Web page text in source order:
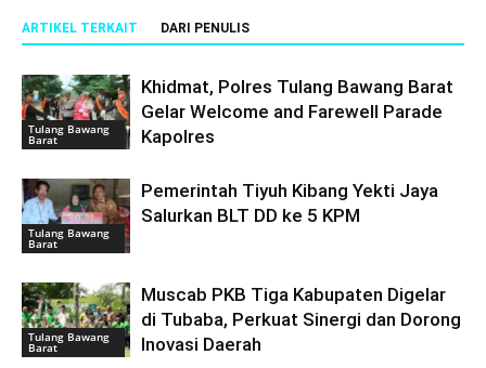
ARTIKEL TERKAIT DARI PENULIS
Tulang Bawang
Barat
Khidmat, Polres Tulang Bawang Barat
Gelar Welcome and Farewell Parade
Kapolres
Tulang Bawang
Barat
Pemerintah Tiyuh Kibang Yekti Jaya
Salurkan BLT DD ke 5 KPM
Tulang Bawang
Barat
Muscab PKB Tiga Kabupaten Digelar
di Tubaba, Perkuat Sinergi dan Dorong
Inovasi Daerah